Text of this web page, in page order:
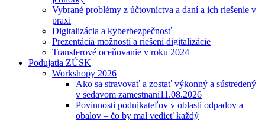
Vybrané problémy z účtovníctva a daní a ich riešenie v
praxi
Digitalizácia a kyberbezpečnosť
Prezentácia možností a riešení digitalizácie
Transferové oceňovanie v roku 2024
Podujatia ZÚSK
Workshopy 2026
Ako sa stravovať a zostať výkonný a sústredený
v sedavom zamestnaní11.08.2026
Povinnosti podnikateľov v oblasti odpadov a
obalov – čo by mal vedieť každý